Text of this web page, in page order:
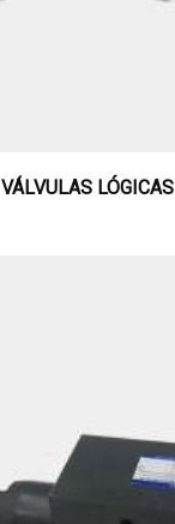
VÁLVULAS LÓGICAS